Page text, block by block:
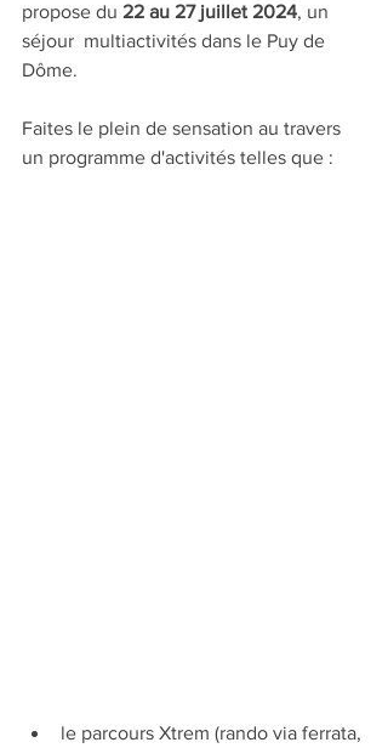
propose du 22 au 27 juillet 2024, un
séjour  multiactivités dans le Puy de
Dôme.
Faites le plein de sensation au travers
un programme d'activités telles que :
le parcours Xtrem (rando via ferrata,